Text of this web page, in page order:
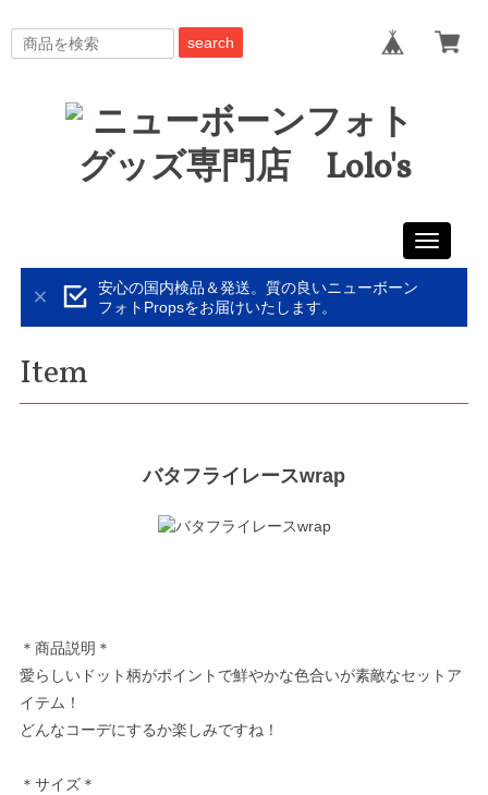
search
Toggle
安心の国内検品＆発送。質の良いニューボーン
フォトPropsをお届けいたします。
Item
バタフライレースwrap
＊商品説明＊
愛らしいドット柄がポイントで鮮やかな色合いが素敵なセットア
イテム！
どんなコーデにするか楽しみですね！
＊サイズ＊